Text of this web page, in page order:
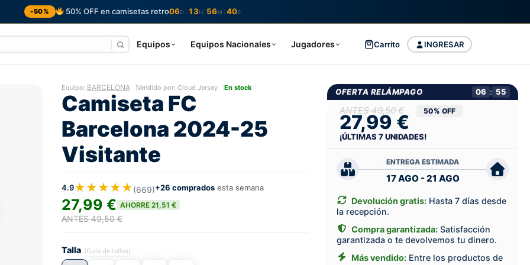
-50% 50% OFF en camisetas retro06D : 13H : 56M :39S
Equipos Equipos Nacionales Jugadores INGRESAR
Carrito
Equipo: BARCELONA Vendido por: Cloud Jersey En stock
Camiseta FC
Barcelona 2024-25
Visitante
4.9★★★★★(669)+26 comprados esta semana
27,99 € AHORRE 21,51 €
ANTES 49,50 €
Talla (Guía de tallas)
OFERTA RELÁMPAGO 06 : 54
49,50 €
27,99 € 50% OFF
¡ÚLTIMAS7UNIDADES!
ENTREGA ESTIMADA
17 AGO - 21 AGO
Devolución gratis: Hasta 7 días desde
la recepción.
Compra garantizada: Satisfacción
garantizada o te devolvemos tu dinero.
Más vendido: Entre los productos de